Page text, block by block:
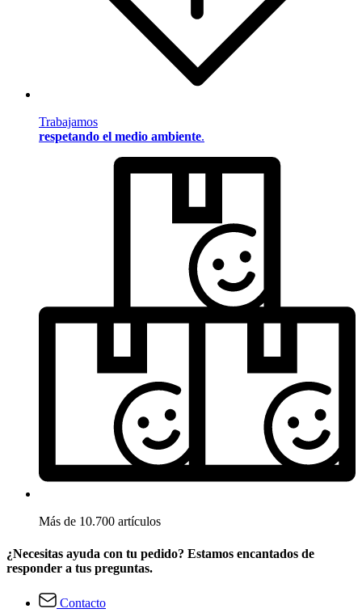
Trabajamos
respetando el medio ambiente.
Más de 10.700 artículos
¿Necesitas ayuda con tu pedido? Estamos encantados de
responder a tus preguntas.
Contacto